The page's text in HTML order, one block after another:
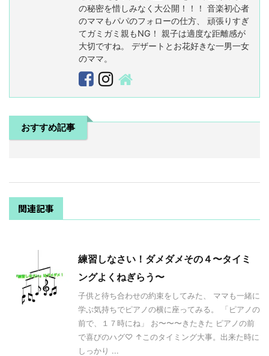
の秘密を惜しみなく大公開！！！ 音楽初心者
のママもパパのフォローの仕方、 頑張りすぎ
てガミガミ親もNG！ 親子は適度な距離感が
大切ですね。 デザートとお花好きな一男一女
のママ。
おすすめ記事
関連記事
練習しなさい！ダメダメその４〜タイミ
ングよくねぎらう〜
子供と待ち合わせの約束をしてみた、 ママも一緒に
学ぶ気持ちでピアノの横に座ってみる。 「ピアノの
前で、１７時にね」 お〜〜〜きたきた ピアノの前
で喜びのハグ♡ ↑このタイミング大事。出来た時に
しっかり ...